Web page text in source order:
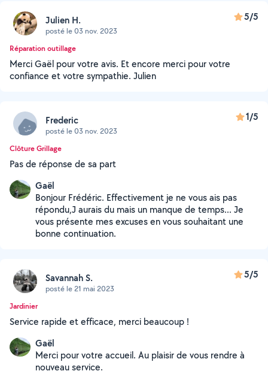
Julien H.
posté le 03 nov. 2023
5/5
Réparation outillage
Merci Gaël pour votre avis. Et encore merci pour votre
confiance et votre sympathie. Julien
Frederic
posté le 03 nov. 2023
1/5
Clôture Grillage
Pas de réponse de sa part
Gaël
Bonjour Frédéric. Effectivement je ne vous ais pas
répondu,J aurais du mais un manque de temps... Je
vous présente mes excuses en vous souhaitant une
bonne continuation.
Savannah S.
posté le 21 mai 2023
5/5
Jardinier
Service rapide et efficace, merci beaucoup !
Gaël
Merci pour votre accueil. Au plaisir de vous rendre à
nouveau service.